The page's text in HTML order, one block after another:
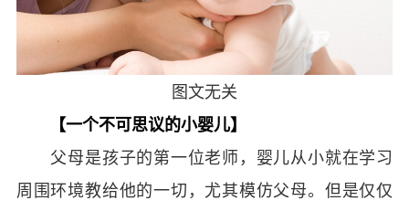
图文无关
【一个不可思议的小婴儿】
父母是孩子的第一位老师，婴儿从小就在学习
周围环境教给他的一切，尤其模仿父母。但是仅仅